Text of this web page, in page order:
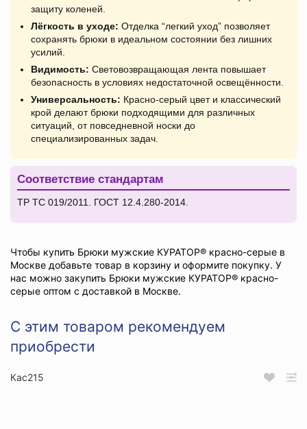
защиту коленей.
Лёгкость в уходе: Отделка “легкий уход” позволяет
сохранять брюки в идеальном состоянии без лишних
усилий.
Видимость: Световозвращающая лента повышает
безопасность в условиях недостаточной освещённости.
Универсальность: Красно-серый цвет и классический
крой делают брюки подходящими для различных
ситуаций, от повседневной носки до
специализированных задач.
Соответствие стандартам
ТР ТС 019/2011. ГОСТ 12.4.280-2014.
Чтобы купить Брюки мужские КУРАТОР® красно-серые в
Москве добавьте товар в корзину и оформите покупку. У
нас можно закупить Брюки мужские КУРАТОР® красно-
серые оптом с доставкой в Москве.
С этим товаром рекомендуем
приобрести
Кас215